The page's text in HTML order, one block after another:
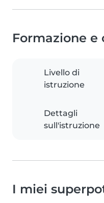
Formazione
Livello di
istruzione
Dettagli
sull'istruzione
I miei